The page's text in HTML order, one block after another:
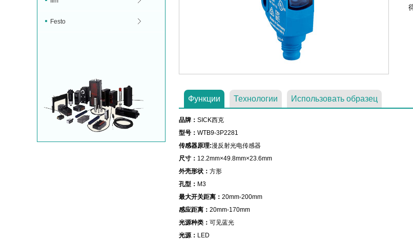
Festo
Функции Технологии Использовать образец
品牌： SICK西克
型号： WTB9-3P2281
传感器原理:漫反射光电传感器
尺寸： 12.2mm×49.8mm×23.6mm
外壳形状： 方形
孔型： M3
最大开关距离： 20mm-200mm
感应距离： 20mm-170mm
光源种类： 可见蓝光
光源： LED